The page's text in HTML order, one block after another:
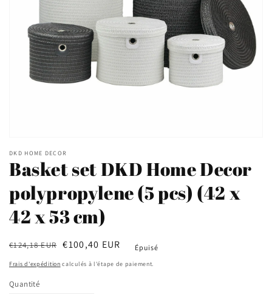
le
dans
fenêtre
modale
DKD HOME DECOR
Basket set DKD Home Decor
polypropylene (5 pcs) (42 x
42 x 53 cm)
Prix
habituel
€124,18 EUR
Prix
soldé
€100,40 EUR Épuisé
Frais d'expédition calculés à l'étape de paiement.
Quantité